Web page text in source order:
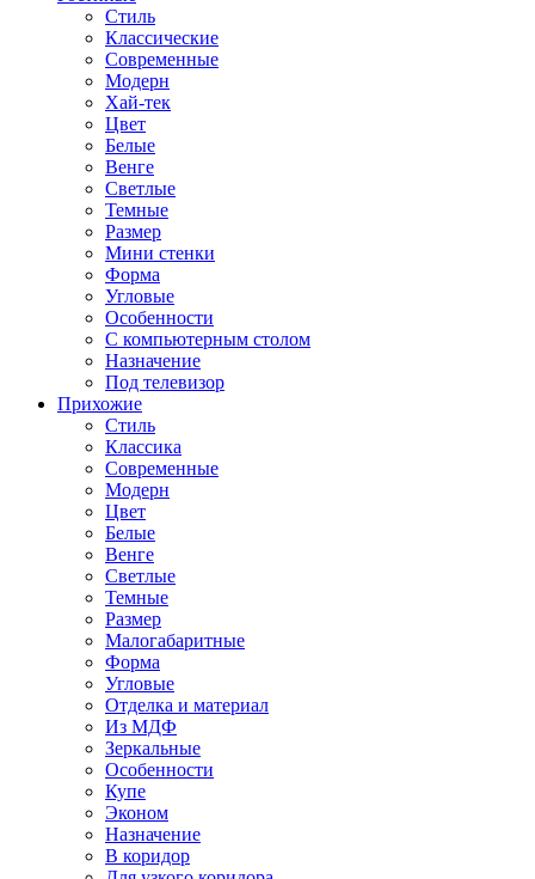
Стиль
Классические
Современные
Модерн
Хай-тек
Цвет
Белые
Венге
Светлые
Темные
Размер
Мини стенки
Форма
Угловые
Особенности
С компьютерным столом
Назначение
Под телевизор
Прихожие
Стиль
Классика
Современные
Модерн
Цвет
Белые
Венге
Светлые
Темные
Размер
Малогабаритные
Форма
Угловые
Отделка и материал
Из МДФ
Зеркальные
Особенности
Купе
Эконом
Назначение
В коридор